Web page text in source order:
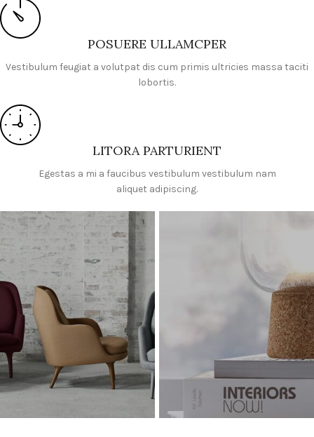
POSUERE ULLAMCPER
Vestibulum feugiat a volutpat dis cum primis ultricies massa taciti
lobortis.
LITORA PARTURIENT
Egestas a mi a faucibus vestibulum vestibulum nam
aliquet adipiscing.